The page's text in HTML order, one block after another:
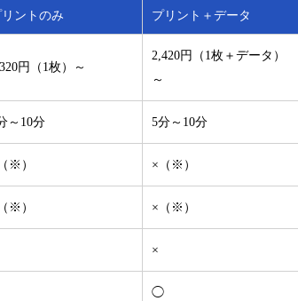
リントのみ プリント＋データ
円（1枚）～
2,420円（1枚＋データ）
～
～10分 5分～10分
※） ×（※）
※） ×（※）
×
◯